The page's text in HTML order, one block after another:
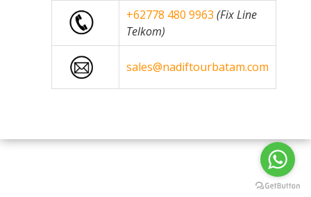
+62778 480 9963 (Fix Line
Telkom)
sales@nadiftourbatam.com